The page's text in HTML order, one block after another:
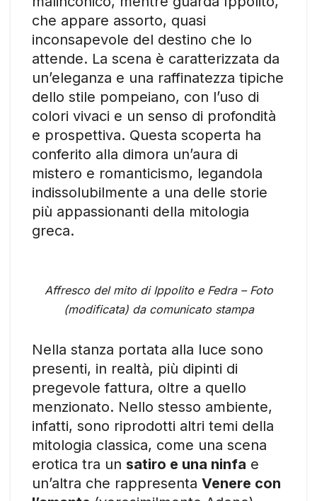
che appare assorto, quasi
inconsapevole del destino che lo
attende. La scena è caratterizzata da
un’eleganza e una raffinatezza tipiche
dello stile pompeiano, con l’uso di
colori vivaci e un senso di profondità
e prospettiva. Questa scoperta ha
conferito alla dimora un’aura di
mistero e romanticismo, legandola
indissolubilmente a una delle storie
più appassionanti della mitologia
greca.
Affresco del mito di Ippolito e Fedra – Foto
(modificata) da comunicato stampa
Nella stanza portata alla luce sono
presenti, in realtà, più dipinti di
pregevole fattura, oltre a quello
menzionato. Nello stesso ambiente,
infatti, sono riprodotti altri temi della
mitologia classica, come una scena
erotica tra un satiro e una ninfa e
un’altra che rappresenta Venere con